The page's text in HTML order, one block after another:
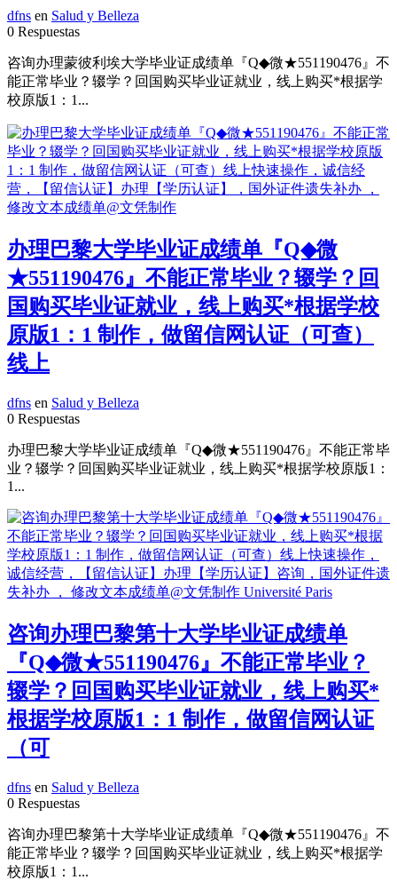
dfns en Salud y Belleza
0 Respuestas
咨询办理蒙彼利埃大学毕业证成绩单『Q◆微★551190476』不
能正常毕业？辍学？回国购买毕业证就业，线上购买*根据学
校原版1：1...
办理巴黎大学毕业证成绩单『Q◆微
★551190476』不能正常毕业？辍学？回
国购买毕业证就业，线上购买*根据学校
原版1：1 制作，做留信网认证（可查）
线上
dfns en Salud y Belleza
0 Respuestas
办理巴黎大学毕业证成绩单『Q◆微★551190476』不能正常毕
业？辍学？回国购买毕业证就业，线上购买*根据学校原版1：
1...
咨询办理巴黎第十大学毕业证成绩单
『Q◆微★551190476』不能正常毕业？
辍学？回国购买毕业证就业，线上购买*
根据学校原版1：1 制作，做留信网认证
（可
dfns en Salud y Belleza
0 Respuestas
咨询办理巴黎第十大学毕业证成绩单『Q◆微★551190476』不
能正常毕业？辍学？回国购买毕业证就业，线上购买*根据学
校原版1：1...